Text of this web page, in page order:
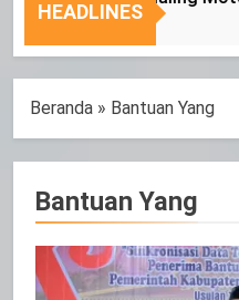
HEADLINES
Beranda » Bantuan Yang
Bantuan Yang